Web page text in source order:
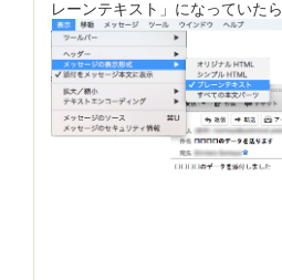
レーンテキスト」になっていたら